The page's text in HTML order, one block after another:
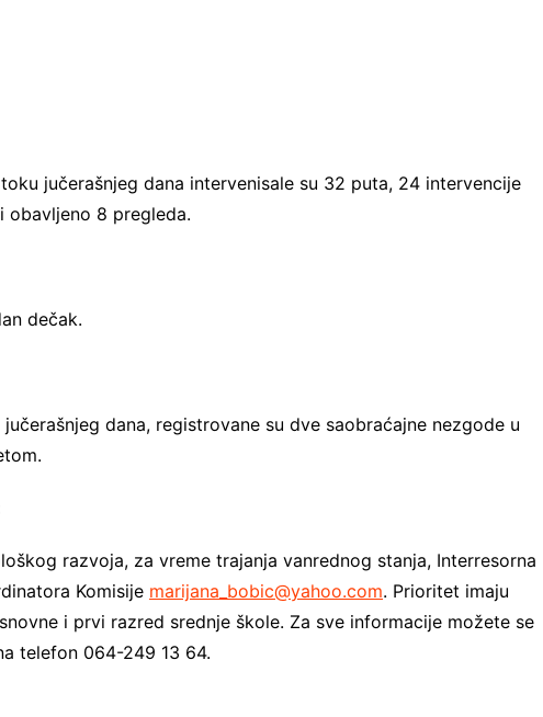
jučerašnjeg dana intervenisale su 32 puta, 24 intervencije
obavljeno 8 pregleda.
dečak.
dana, registrovane su dve saobraćajne nezgode u
razvoja, za vreme trajanja vanrednog stanja, Interresorna
Komisije marijana_bobic@yahoo.com. Prioritet imaju
i prvi razred srednje škole. Za sve informacije možete se
telefon 064-249 13 64.